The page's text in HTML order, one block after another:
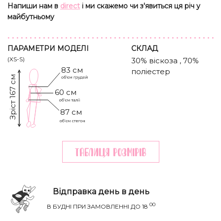
Напиши нам в direct і ми скажемо чи з'явиться ця річ у
майбутньому
ПАРАМЕТРИ МОДЕЛІ
(XS-S)
83 см
Зріст 167 см 60 см
87 см
CКЛАД
30% віскоза , 70%
поліестер
Таблиця розмiрiв
Відправка день в день
В БУДНІ ПРИ ЗАМОВЛЕННІ ДО 18 00